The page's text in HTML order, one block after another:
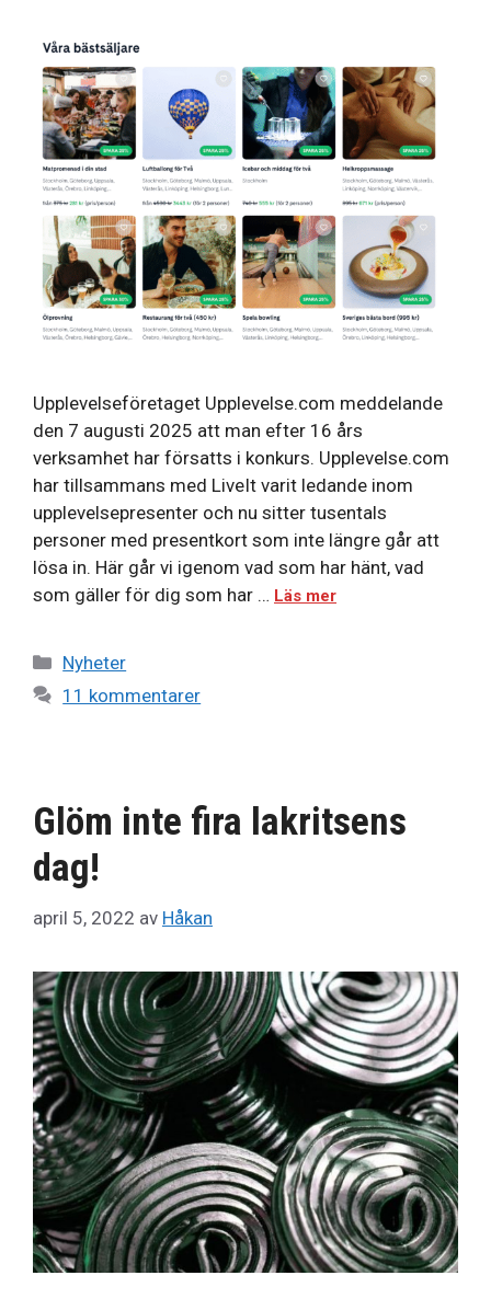
Upplevelseföretaget Upplevelse.com meddelande
den 7 augusti 2025 att man efter 16 års
verksamhet har försatts i konkurs. Upplevelse.com
har tillsammans med LiveIt varit ledande inom
upplevelsepresenter och nu sitter tusentals
personer med presentkort som inte längre går att
lösa in. Här går vi igenom vad som har hänt, vad
som gäller för dig som har … Läs mer
Kategorier
Nyheter
11 kommentarer
Glöm inte fira lakritsens
dag!
april 5, 2022 av Håkan